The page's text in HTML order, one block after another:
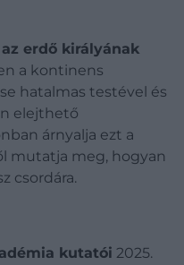
az erdő királyának
a kontinens
hatalmas testével és
elejthető
árnyalja ezt a
mutatja meg, hogyan
csordára.
kutatói 2025.